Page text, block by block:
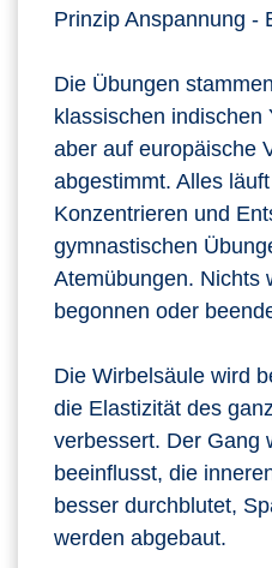
Prinzip Anspannung -
Die Übungen
klassischen indischen
aber auf europäische
abgestimmt. Alles
Konzentrieren und
gymnastischen
Atemübungen. Nichts
begonnen oder
Die Wirbelsäule wird
die Elastizität des
verbessert. Der Gang
beeinflusst, die
besser durchblutet,
werden abgebaut.